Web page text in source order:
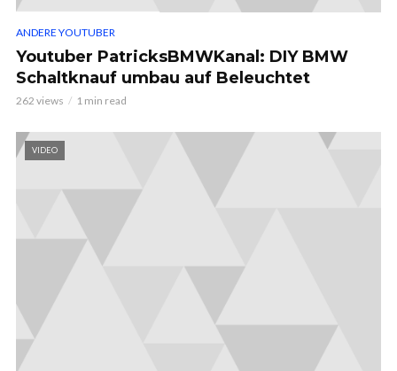
ANDERE YOUTUBER
Youtuber PatricksBMWKanal: DIY BMW
Schaltknauf umbau auf Beleuchtet
262 views 1 min read
VIDEO